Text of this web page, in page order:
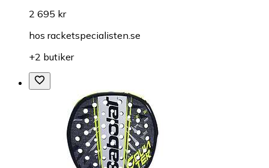
2 695 kr
hos racketspecialisten.se
+2 butiker